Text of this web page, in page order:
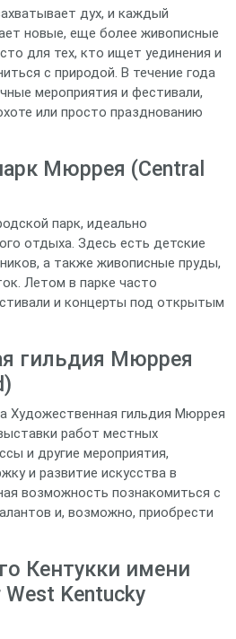
дух, и каждый
новые, еще более живописные
для тех, кто ищет уединения и
с природой. В течение года
мероприятия и фестивали,
или просто празднованию
Мюррея (Central
парк, идеально
отдыха. Здесь есть детские
а также живописные пруды,
Летом в парке часто
и концерты под открытым
гильдия Мюррея
Художественная гильдия Мюррея
работ местных
и другие мероприятия,
и развитие искусства в
возможность познакомиться с
и, возможно, приобрести
Кентукки имени
Kentucky